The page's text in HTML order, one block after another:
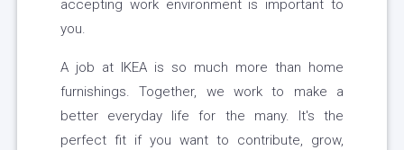
accepting work environment is important to
you.
A job at IKEA is so much more than home
furnishings. Together, we work to make a
better everyday life for the many. It's the
perfect fit if you want to contribute, grow,